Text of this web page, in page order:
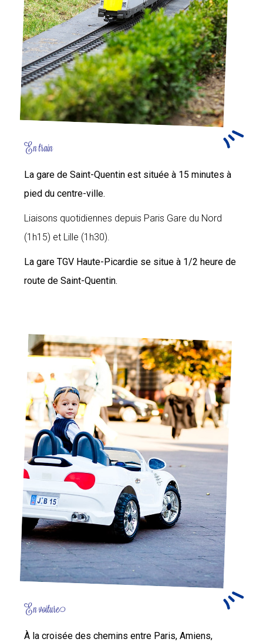
En train
La gare de Saint-Quentin est située à 15 minutes à
pied du centre-ville.
Liaisons quotidiennes depuis Paris Gare du Nord
(1h15) et Lille (1h30).
La gare TGV Haute-Picardie se situe à 1/2 heure de
route de Saint-Quentin.
En voiture
À la croisée des chemins entre Paris, Amiens,